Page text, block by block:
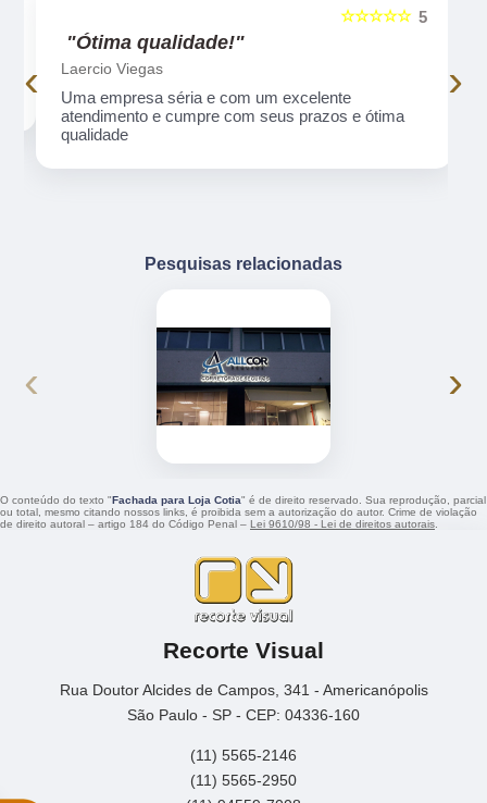
☆☆☆☆☆
"Ótima qualidade!"
Laercio Viegas
Uma empresa séria e com um excelente atendimento
e cumpre com seus prazos e ótima qualidade
‹ ›
‹ ›
ou total, mesmo citando nossos links, é proibida sem a autorização do autor. Crime de violação
de direito autoral – artigo 184 do Código Penal –Lei 9610/98 - Lei de direitos autorais.
Recorte Visual
São Paulo - SP - CEP: 04336-160
(11) 5565-2950
(11) 94559-7008